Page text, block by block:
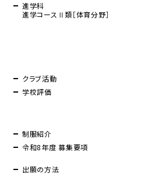
進学科
進学コースⅡ類［体育分野］
クラブ活動
学校評価
制服紹介
令和8年度 募集要項
出願の方法